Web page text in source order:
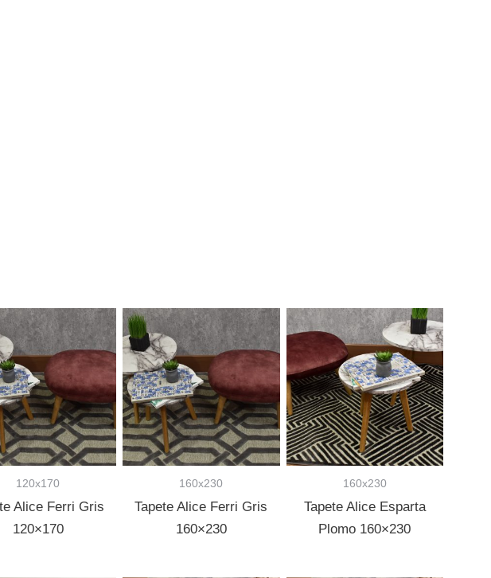
120x170
Alice Ferri Gris
120×170
160x230
Tapete Alice Ferri Gris
160×230
160x230
Tapete Alice Esparta
Plomo 160×230